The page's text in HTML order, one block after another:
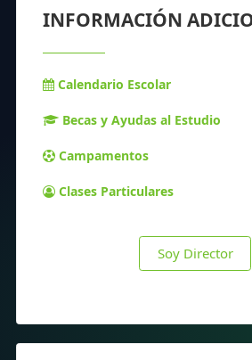
INFORMACIÓN
Calendario Escolar
Becas y Ayudas al Estudio
Campamentos
Clases Particulares
Soy Director